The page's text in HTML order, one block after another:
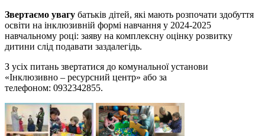
Звертаємо увагу батьків дітей, які мають розпочати здобуття
освіти на інклюзивній формі навчання у 2024-2025
навчальному році: заяву на комплексну оцінку розвитку
дитини слід подавати заздалегідь.
З усіх питань звертатися до комунальної установи
«Інклюзивно – ресурсний центр» або за
телефоном: 0932342855.